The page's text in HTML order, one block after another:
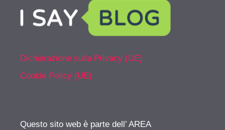
Dichiarazione sulla Privacy (UE)
Cookie Policy (UE)
Questo sito web è parte dell’ AREA